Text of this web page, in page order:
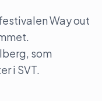
Way out
som
i SVT.